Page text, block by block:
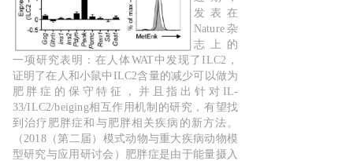
肥胖症
和与肥
胖相关
疾病的
新方法
发表在
Nature杂
志上的
一项研究表明：在人体WAT中发现了ILC2，
证明了在人和小鼠中ILC2含量的减少可以做为
肥胖症的保守特征，并且指出针对IL-
33/ILC2/beiging相互作用机制的研究，有望找
到治疗肥胖症和与肥胖相关疾病的新方法。
（2018（第二届）模式动物与重大疾病动物模
型研究与应用研讨会）肥胖症是由于能量摄入